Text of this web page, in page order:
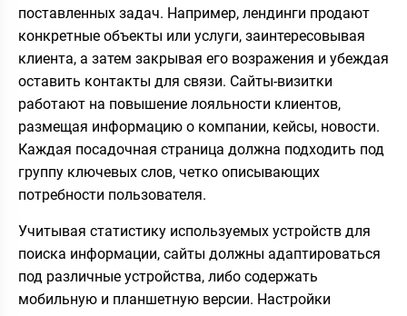
поставленных задач. Например, лендинги продают
конкретные объекты или услуги, заинтересовывая
клиента, а затем закрывая его возражения и убеждая
оставить контакты для связи. Сайты-визитки
работают на повышение лояльности клиентов,
размещая информацию о компании, кейсы, новости.
Каждая посадочная страница должна подходить под
группу ключевых слов, четко описывающих
потребности пользователя.
Учитывая статистику используемых устройств для
поиска информации, сайты должны адаптироваться
под различные устройства, либо содержать
мобильную и планшетную версии. Настройки